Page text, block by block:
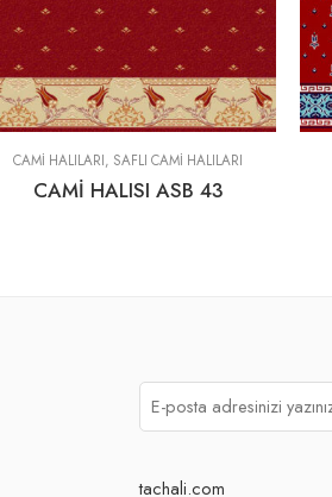
CAMİ HALILARI, SAFLI CAMI HALILARI
CAMİ HALISI ASB 43
tachali.com